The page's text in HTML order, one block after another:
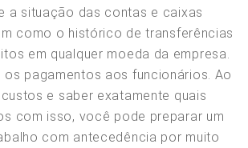
a situação das contas e caixas
como o histórico de transferências
em qualquer moeda da empresa.
os pagamentos aos funcionários. Ao
e saber exatamente quais
com isso, você pode preparar um
com antecedência por muito